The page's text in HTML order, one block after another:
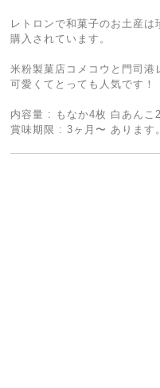
レトロンで和菓子のお土産
購入されています。
米粉製菓店コメコウと門司港
可愛くてとっても人気です！
内容量 : もなか4枚 白あんこ
賞味期限 : 3ヶ月〜 あります。